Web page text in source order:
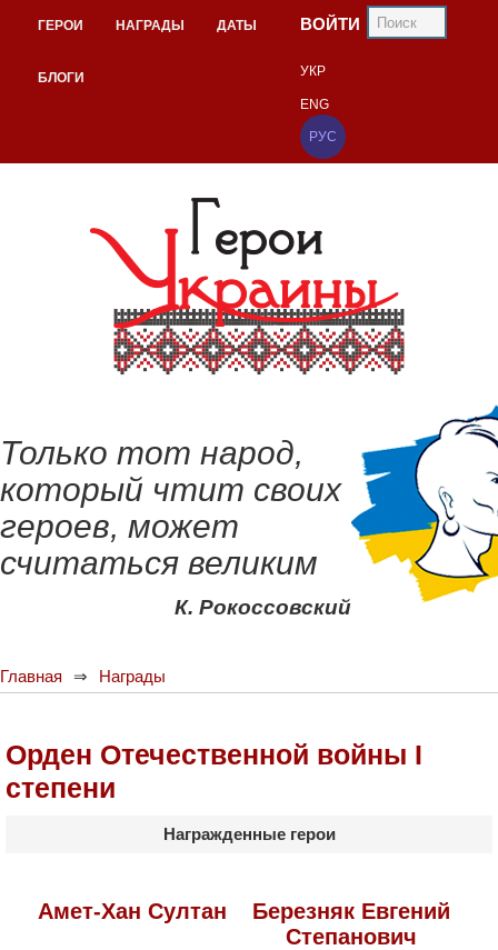
ГЕРОИ НАГРАДЫ ДАТЫ
БЛОГИ
ВОЙТИ
УКР
ENG
РУС
Только тот народ,
который чтит своих
героев, может
считаться великим
К. Рокоссовский
Главная Награды
Орден Отечественной войны I
степени
Награжденные герои
Амет-Хан Султан
Березняк Евгений
Степанович